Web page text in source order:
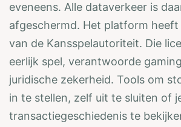
eveneens. Alle dataverkeer is
afgeschermd. Het platform heeft
van de Kansspelautoriteit. Die
eerlijk spel, verantwoorde
juridische zekerheid. Tools om
in te stellen, zelf uit te sluiten of
transactiegeschiedenis te